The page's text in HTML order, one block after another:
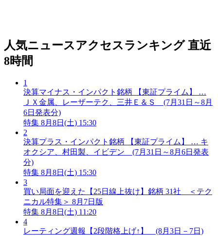
人気ニュースアクセスランキング 直近
8時間
1
決算マイナス・インパクト銘柄 【東証プライム】 …
ＪＸ金属、レーザーテク、三井Ｅ＆Ｓ (7月31日～8月
6日発表分)
特集 8月8日(土) 15:30
2
決算プラス・インパクト銘柄 【東証プライム】 … キ
オクシア、村田製、イビデン (7月31日～8月6日発表
分)
特集 8月8日(土) 15:30
3
買い局面を迎えた【25日線上抜け】銘柄 31社 ＜テク
ニカル特集＞ 8月7日版
特集 8月8日(土) 11:20
4
レーティング週報【2段階格上げ↑】 (8月3日－7日)